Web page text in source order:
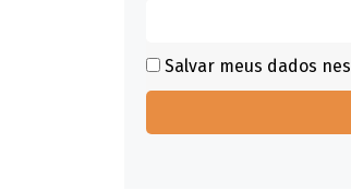
Salvar meus dados